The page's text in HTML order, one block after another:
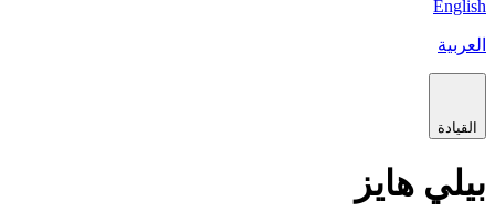
English
العربية
القيادة
بيلي هايز